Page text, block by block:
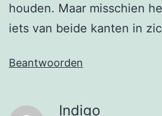
houden. Maar misschien
iets van beide kanten in
Beantwoorden
Indigo